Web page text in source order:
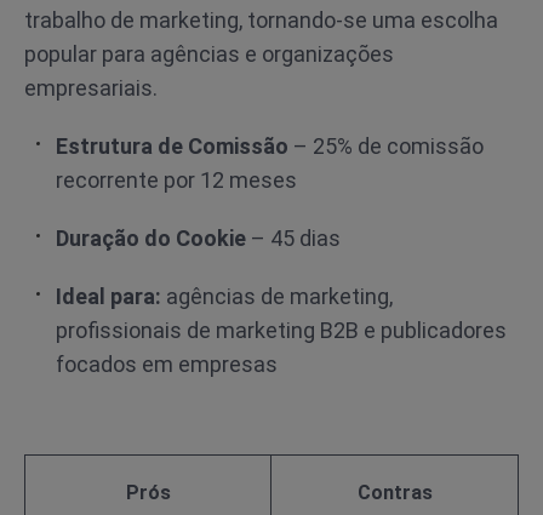
trabalho de marketing, tornando-se uma escolha
popular para agências e organizações
empresariais.
Estrutura de Comissão – 25% de comissão
recorrente por 12 meses
Duração do Cookie – 45 dias
Ideal para: agências de marketing,
profissionais de marketing B2B e publicadores
focados em empresas
Prós Contras